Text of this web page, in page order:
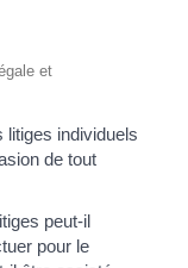
et
litiges individuels
de tout
peut-il
pour le